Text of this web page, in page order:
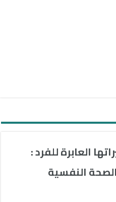
العابرة للفرد :
النفسية